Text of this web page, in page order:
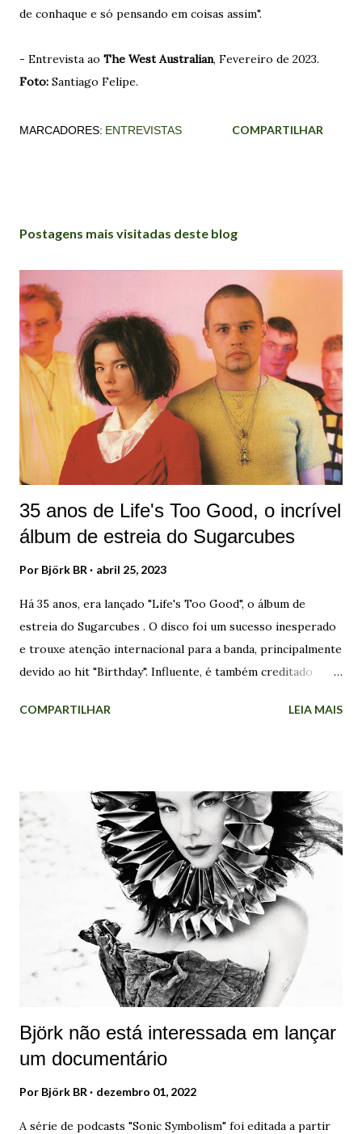
de conhaque e só pensando em coisas assim".
- Entrevista ao The West Australian, Fevereiro de 2023.
Foto: Santiago Felipe.
MARCADORES: ENTREVISTAS COMPARTILHAR
Postagens mais visitadas deste blog
35 anos de Life's Too Good, o incrível
álbum de estreia do Sugarcubes
Por Björk BR abril 25, 2023
Há 35 anos, era lançado "Life's Too Good", o álbum de
estreia do Sugarcubes . O disco foi um sucesso inesperado
e trouxe atenção internacional para a banda, principalmente
devido ao hit "Birthday". Influente, é também creditado
mundial, e gerou grande interesse para a cena alternativa
Eles lançaram três discos e estiveram em atividade até 1992.
Em 2006, a banda se reuniu pela última vez para uma
apresentação, em Reykjavík. Os integrantes já tinham
formado projetos de música punk ao lado de Björk.
Inicialmente, eles desenvolveram o selo Smekkleysa (Bad
Taste), com o lançamento de uma série de projetos
musicais e literários. Na intenção de conseguir dinheiro
para a criação dessas obras, os membros perceberam que
precisavam de uma ferramenta...
COMPARTILHAR LEIA MAIS
Björk não está interessada em lançar
um documentário
Por Björk BR dezembro 01, 2022
A série de podcasts "Sonic Symbolism" foi editada a partir